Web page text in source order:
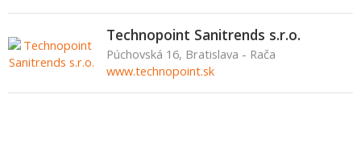
Technopoint Sanitrends s.r.o.
Púchovská 16, Bratislava - Rača
www.technopoint.sk